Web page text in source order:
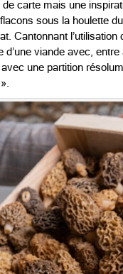
carte mais une
sous la houlette
Cantonnant
viande avec,
une partition